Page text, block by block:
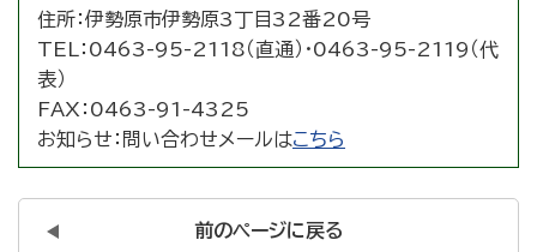
住所：伊勢原市伊勢原3丁目32番20号
TEL： 0463-95-2118（直通） ・0463-95-2119（代
表）
FAX： 0463-91-4325
お知らせ： 問い合わせメールはこちら
前のページに戻る